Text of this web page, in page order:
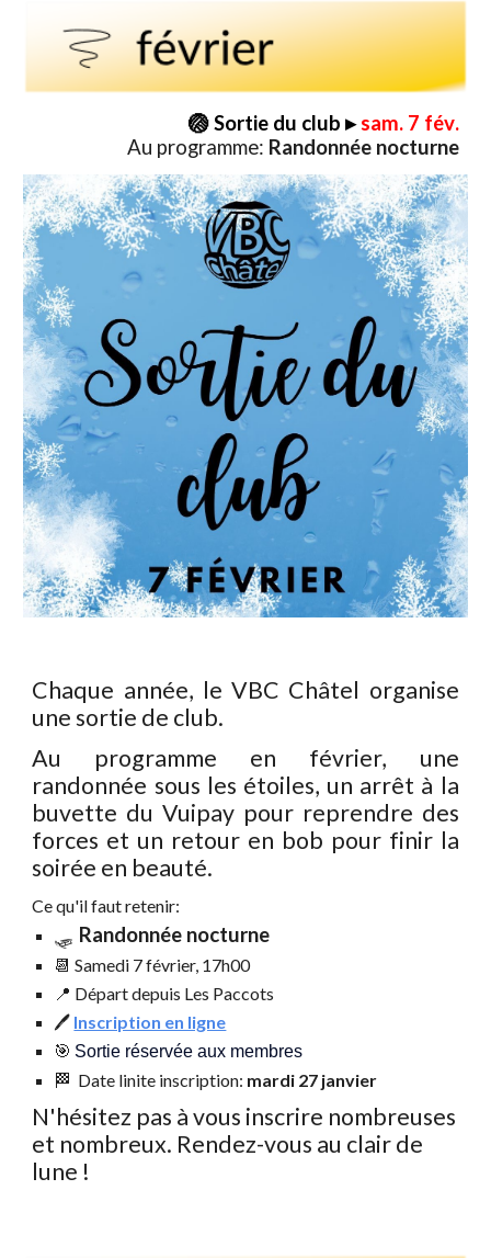
🏐Sortie du club ▸ sam. 7 fév.
Au programme: Randonnée nocturne
Chaque année, le VBC Châtel organise
une sortie de club.
Au programme en février, une
randonnée sous les étoiles, un arrêt à la
buvette du Vuipay pour reprendre des
forces et un retour en bob pour finir la
soirée en beauté.
Ce qu'il faut retenir:
🛷 Randonnée nocturne
📆Samedi 7 février, 17h00
📍 Départ depuis Les Paccots
🖊️ Inscription en ligne
🎯 Sortie réservée aux membres
🏁 Date linite inscription: mardi 27 janvier
N'hésitez pas à vous inscrire nombreuses
et nombreux. Rendez-vous au clair de
lune !